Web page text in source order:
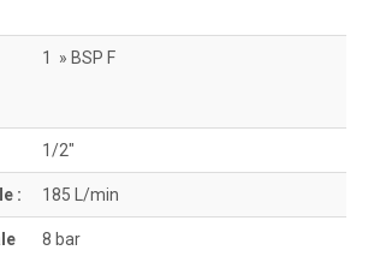
1 » BSP F
1/2″
: 185 L/min
8 bar